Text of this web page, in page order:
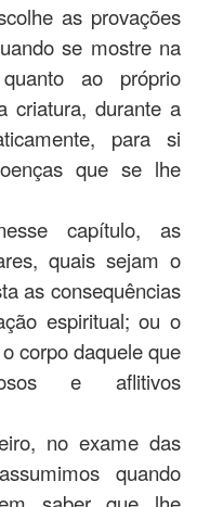
as provações
se mostre na
ao próprio
criatura, durante a
para si
que se lhe
capítulo, as
quais sejam o
as consequências
espiritual; ou o
corpo daquele que
e aflitivos
no exame das
quando